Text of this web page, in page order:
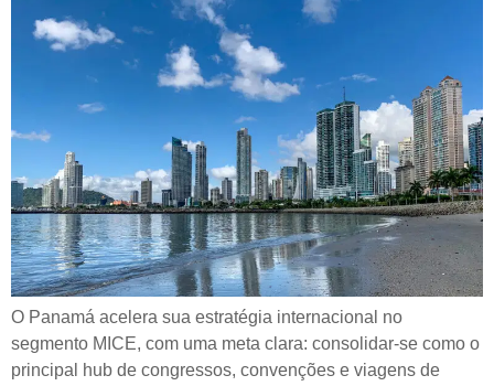
O Panamá acelera sua estratégia internacional no
segmento MICE, com uma meta clara: consolidar-se como o
principal hub de congressos, convenções e viagens de